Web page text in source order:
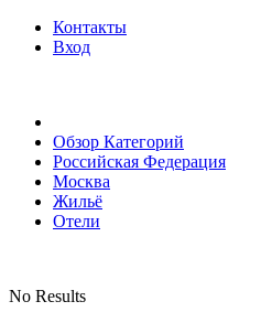
Контакты
Вход
Обзор Категорий
Российская Федерация
Москва
Жильё
Отели
No Results